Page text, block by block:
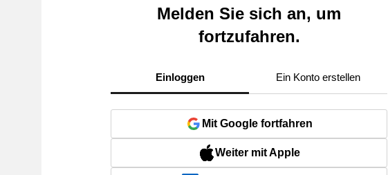
Melden Sie sich an, um
fortzufahren.
Einloggen Ein Konto erstellen
Mit Google fortfahren
Weiter mit Apple